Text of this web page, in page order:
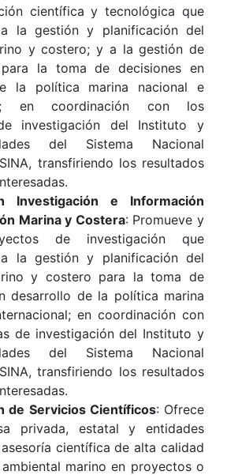
científica y tecnológica que
la gestión y planificación del
y costero; y a la gestión de
la toma de decisiones en
la política marina nacional e
en coordinación con los
investigación del Instituto y
del Sistema Nacional
transfiriendo los resultados
Investigación e Información
Marina y Costera: Promueve y
de investigación que
la gestión y planificación del
y costero para la toma de
desarrollo de la política marina
en coordinación con
de investigación del Instituto y
del Sistema Nacional
transfiriendo los resultados
de Servicios Científicos: Ofrece
privada, estatal y entidades
científica de alta calidad
marino en proyectos o